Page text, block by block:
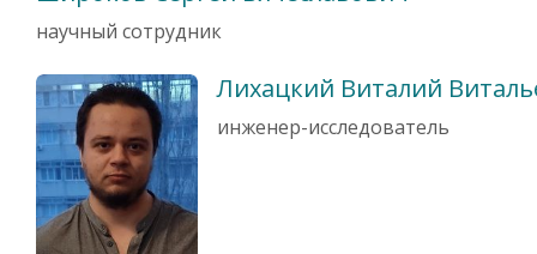
научный сотрудник
Лихацкий Виталий
инженер-исследователь